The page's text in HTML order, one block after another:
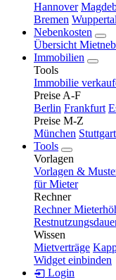
Hannover
Bremen Wuppertal
Nebenkosten
Übersicht
Immobilien
Tools
Immobilie
Preise A-F
Berlin Frankfurt
Preise M-Z
München Stuttgart
Tools
Vorlagen
Vorlagen &
für Mieter
Rechner
Rechner
Wissen
Mietverträge
Widget einbinden
Login